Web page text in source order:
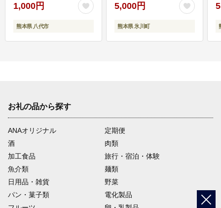
1,000円
熊本県 八代市
5,000円
熊本県 氷川町
お礼の品から探す
ANAオリジナル
定期便
酒
肉類
加工食品
旅行・宿泊・体験
魚介類
麺類
日用品・雑貨
野菜
パン・菓子類
電化製品